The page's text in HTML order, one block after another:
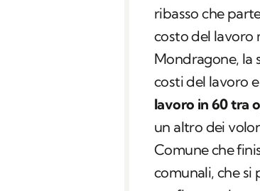
ribasso che
costo del lavoro
Mondragone, la
costi del lavoro
lavoro in 60 tra
un altro dei
Comune che
comunali, che si